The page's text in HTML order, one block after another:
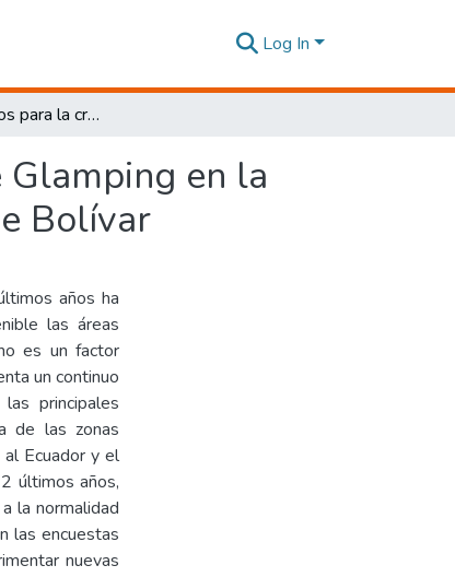
Log In
Plan de negocios para la creación de una empresa de Glamping en la parroquia Telimbela recinto El Valle de la provincia de Bolívar
Glamping en la
Bolívar
años ha
las áreas
es un factor
un continuo
principales
de las zonas
Ecuador y el
últimos años,
la normalidad
las encuestas
nuevas